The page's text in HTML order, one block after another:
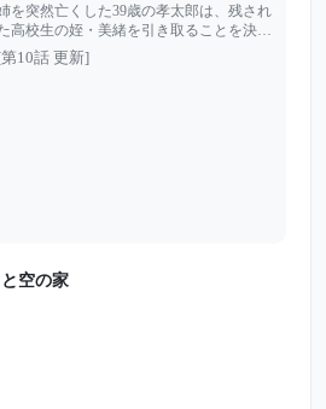
を突然亡くした39歳の孝太郎は、残され
高校生の姪・美緒を引き取ることを決め
を失ったばかりなのに、泣き言ひ
つ言わず、家事も勉強もこなす美緒。孝
10話 更新]
空の家